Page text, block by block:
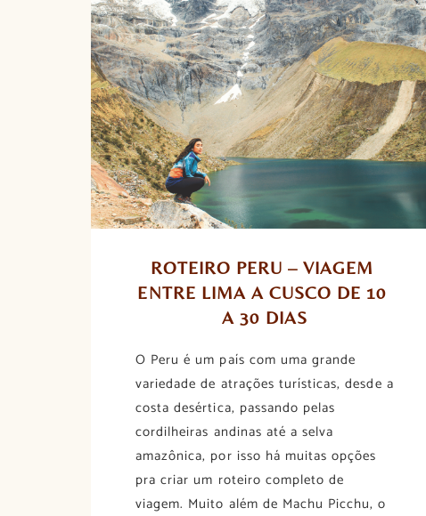
ROTEIRO PERU – VIAGEM
ENTRE LIMA A CUSCO DE 10
A 30 DIAS
O Peru é um país com uma grande
variedade de atrações turísticas, desde a
costa desértica, passando pelas
cordilheiras andinas até a selva
amazônica, por isso há muitas opções
pra criar um roteiro completo de
viagem. Muito além de Machu Picchu, o